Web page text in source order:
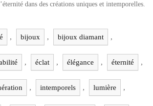
dans des créations uniques et intemporelles.
, bijoux , bijoux diamant ,
, éclat , élégance , éternité ,
, intemporels , lumière ,